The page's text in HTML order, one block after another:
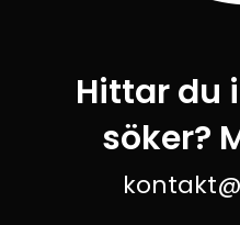
Hittar du
söker?